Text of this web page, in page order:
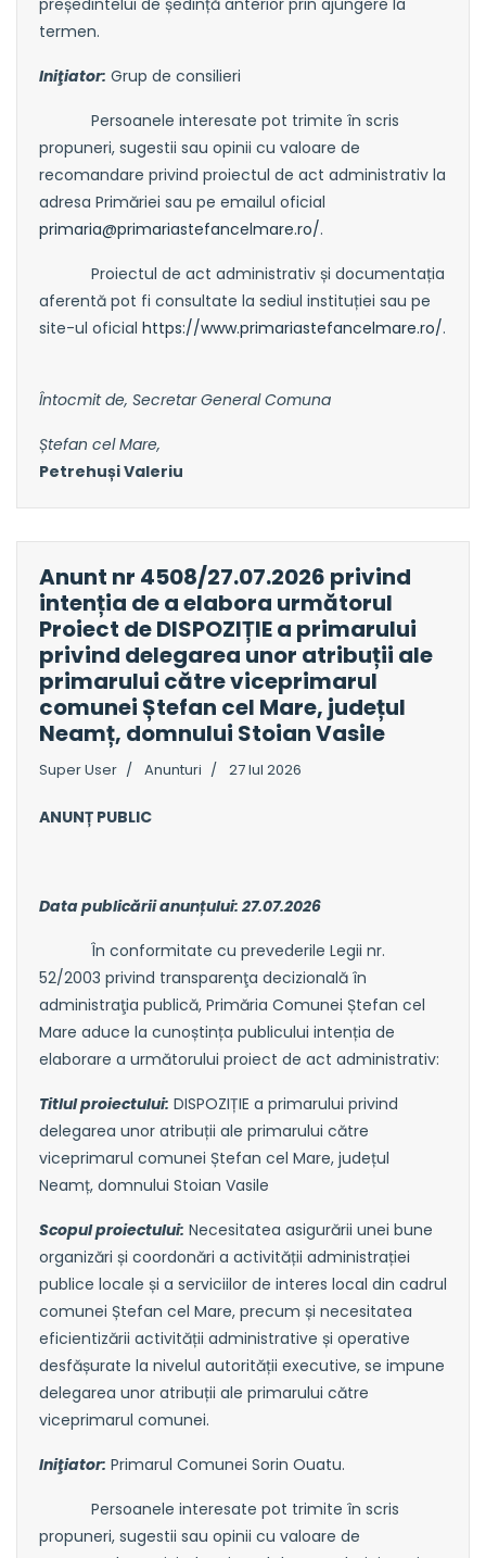
termen.
Iniţiator: Grup de consilieri
Persoanele interesate pot trimite în scris
propuneri, sugestii sau opinii cu valoare de
recomandare privind proiectul de act administrativ la
adresa Primăriei sau pe emailul oficial
primaria@primariastefancelmare.ro/.
Proiectul de act administrativ și documentația
aferentă pot fi consultate la sediul instituției sau pe
site-ul oficial https://www.primariastefancelmare.ro/.
Întocmit de, Secretar General Comuna
Ștefan cel Mare,
Petrehuși Valeriu
Anunt nr 4508/27.07.2026 privind
intenția de a elabora următorul
Proiect de DISPOZIȚIE a primarului
privind delegarea unor atribuții ale
primarului către viceprimarul
comunei Ștefan cel Mare, județul
Neamț, domnului Stoian Vasile
Super User Anunturi 27 Iul 2026
ANUNȚ PUBLIC
Data publicării anunțului: 27.07.2026
În conformitate cu prevederile Legii nr.
52/2003 privind transparenţa decizională în
administraţia publică, Primăria Comunei Ștefan cel
Mare aduce la cunoștința publicului intenția de
elaborare a următorului proiect de act administrativ:
Titlul proiectului: DISPOZIȚIE a primarului privind
delegarea unor atribuții ale primarului către
viceprimarul comunei Ștefan cel Mare, județul
Neamț, domnului Stoian Vasile
Scopul proiectului: Necesitatea asigurării unei bune
organizări și coordonări a activității administrației
publice locale și a serviciilor de interes local din cadrul
comunei Ștefan cel Mare, precum și necesitatea
eficientizării activității administrative și operative
desfășurate la nivelul autorității executive, se impune
delegarea unor atribuții ale primarului către
viceprimarul comunei.
Iniţiator: Primarul Comunei Sorin Ouatu.
Persoanele interesate pot trimite în scris
propuneri, sugestii sau opinii cu valoare de